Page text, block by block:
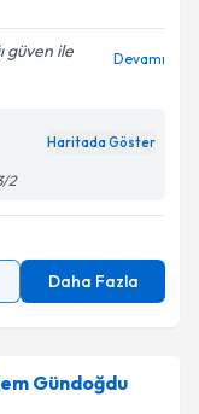
güven ile
Devamı
Haritada Göster
2
Daha Fazla
Gündoğdu